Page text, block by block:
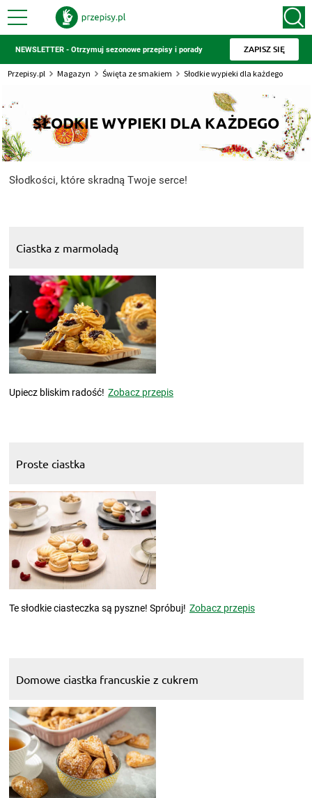
NEWSLETTER - Otrzymuj sezonowe przepisy i porady ZAPISZ SIĘ
Przepisy.pl Magazyn Święta ze smakiem Słodkie wypieki dla każdego
SŁODKIE WYPIEKI DLA KAŻDEGO
Słodkości, które skradną Twoje serce!
Ciastka z marmoladą
Upiecz bliskim radość! Zobacz przepis
Proste ciastka
Te słodkie ciasteczka są pyszne! Spróbuj! Zobacz przepis
Domowe ciastka francuskie z cukrem